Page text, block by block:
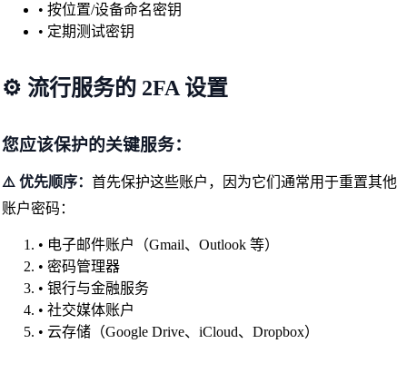
• 按位置/设备命名密钥
• 定期测试密钥
⚙️ 流行服务的 2FA 设置
您应该保护的关键服务：
⚠️ 优先顺序： 首先保护这些账户，因为它们通常用于重置其他
账户密码：
• 电子邮件账户（Gmail、Outlook 等）
• 密码管理器
• 银行与金融服务
• 社交媒体账户
• 云存储（Google Drive、iCloud、Dropbox）